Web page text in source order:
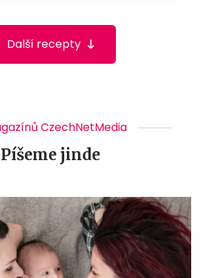
Další recepty
CzechNetMedia
Píšeme jinde